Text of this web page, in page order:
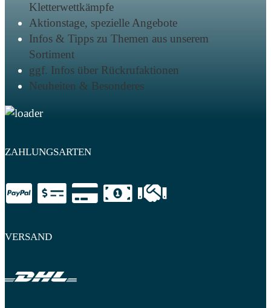
Kletterwettkämpfe
Aktionstage, spezielle Angebote
Infos & Tipps zu Themen aus unserem
Sortiment
ggf. Infos über Rückrufaktionen
Neuheiten & Besonderes
ZAHLUNGSARTEN
VERSAND